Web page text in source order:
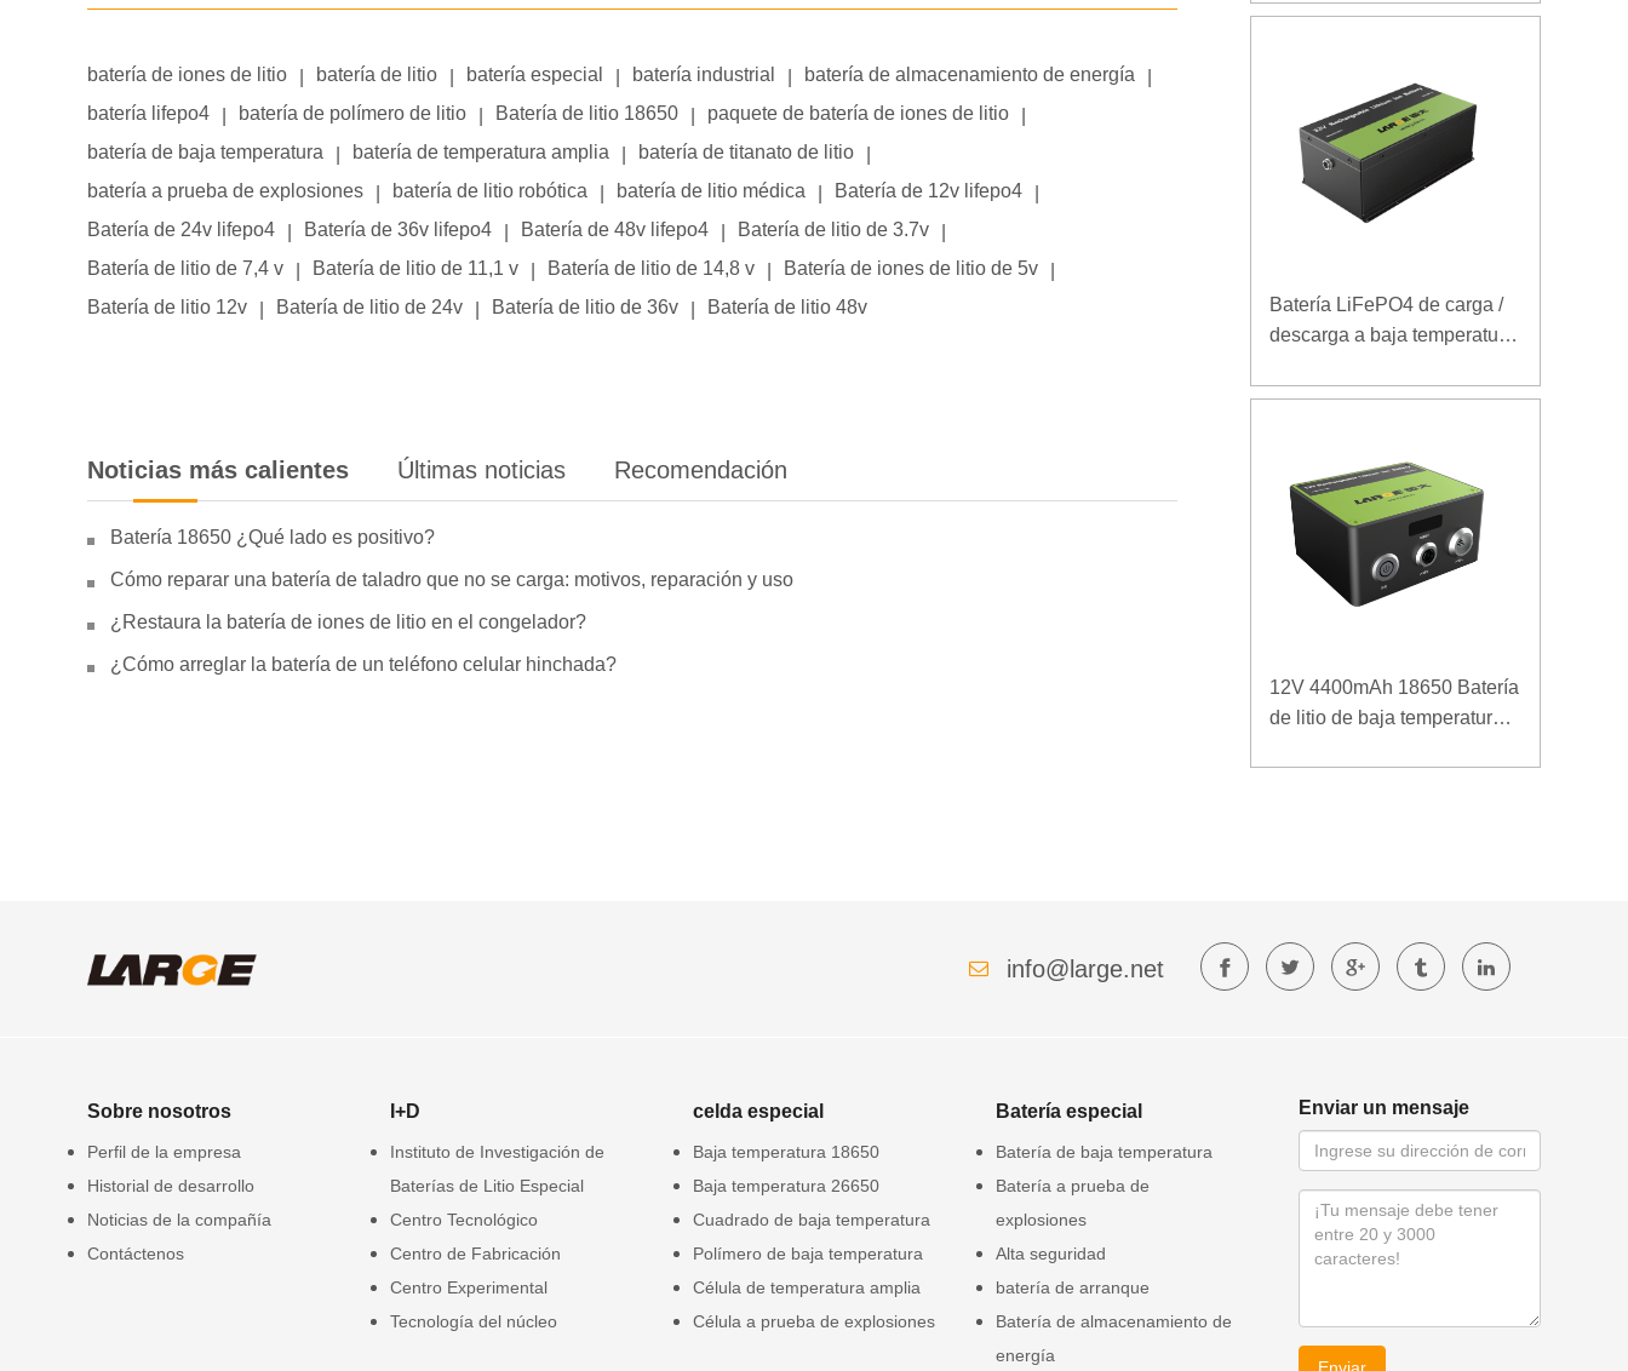
batería de iones de litio batería de litio batería especial batería industrial batería de almacenamiento de energía
batería lifepo4
batería de polímero de litio Batería de litio 18650 paquete de batería de iones de litio
batería de baja temperatura
batería de temperatura amplia batería de titanato de litio
batería a prueba de explosiones
batería de litio robótica batería de litio médica Batería de 12v lifepo4
Batería de 24v lifepo4
Batería de 36v lifepo4 Batería de 48v lifepo4 Batería de litio de 3.7v
Batería de litio de 7,4 v
Batería de litio de 11,1 v Batería de litio de 14,8 v Batería de iones de litio de 5v
Batería de litio 12v
Batería de litio de 24v Batería de litio de 36v Batería de litio 48v
Noticias más calientes Últimas noticias Recomendación
Batería 18650 ¿Qué lado es positivo?
Cómo reparar una batería de taladro que no se carga: motivos, reparación y uso
¿Restaura la batería de iones de litio en el congelador?
¿Cómo arreglar la batería de un teléfono celular hinchada?
densidad de alta energía de
Batería LiFePO4 de carga /
descarga a baja temperatura
base de telecomunicaciones
12V 4400mAh 18650 Batería
de litio de baja temperatura
info@large.net
Sobre nosotros
Perfil de la empresa
Historial de desarrollo
Noticias de la compañía
Contáctenos
I+D
Instituto de Investigación de
Baterías de Litio Especial
Centro Tecnológico
Centro de Fabricación
Centro Experimental
Tecnología del núcleo
celda especial
Baja temperatura 18650
Baja temperatura 26650
Cuadrado de baja temperatura
Polímero de baja temperatura
Célula de temperatura amplia
Célula a prueba de explosiones
Batería especial
Batería de baja temperatura
Batería a prueba de
explosiones
Alta seguridad
batería de arranque
Batería de almacenamiento de
energía
Enviar un mensaje